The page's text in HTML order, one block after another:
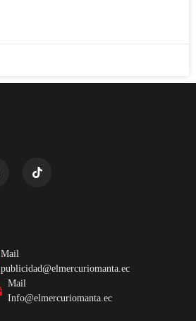
Mail
publicidad@elmercuriomanta.ec
Mail
Info@elmercuriomanta.ec